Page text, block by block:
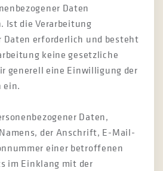
Daten
Ist die Verarbeitung
Daten erforderlich und besteht
keine gesetzliche
generell eine Einwilligung der
ein.
Daten,
der Anschrift, E-Mail-
einer betroffenen
im Einklang mit der